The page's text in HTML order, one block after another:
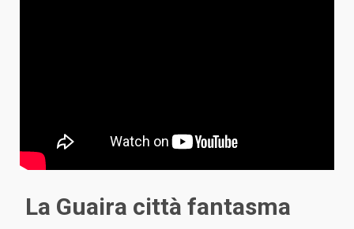
La Guaira città fantasma